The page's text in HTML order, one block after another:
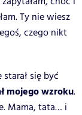
Ty nie wiesz
czego nikt
starał się być
mojego wzroku.
Mama, tata… i